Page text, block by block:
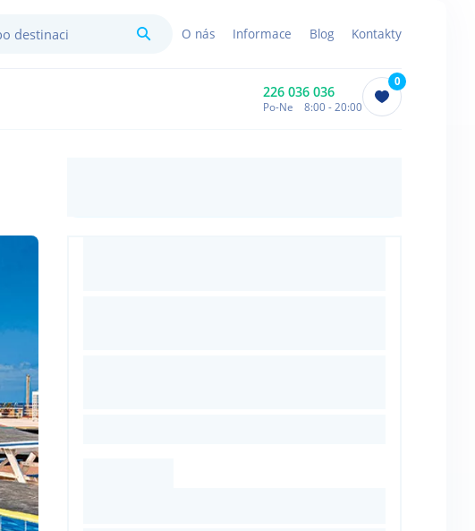
HledatO nás Informace Blog Kontakty
226 036 036
Po-Ne 8:00 - 20:00
0